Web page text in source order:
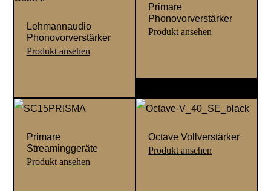
Lehmannaudio
Phonovorverstärker
Primare
Phonovorverstärker
Primare
Streaminggeräte
Octave Vollverstärker